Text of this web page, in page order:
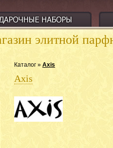
элитной
Каталог » Axis
Axis